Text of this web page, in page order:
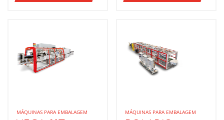
MÁQUINAS PARA EMBALAGEM MÁQUINAS PARA EMBALAGEM